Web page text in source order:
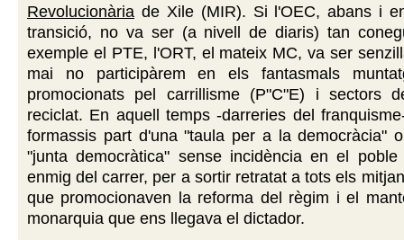
Revolucionària de Xile (MIR). Si l'OEC, abans i
transició, no va ser (a nivell de diaris) tan
exemple el PTE, l'ORT, el mateix MC, va ser
mai no participàrem en els fantasmals
promocionats pel carrillisme (P"C"E) i sectors
reciclat. En aquell temps -darreries del
formassis part d'una "taula per a la democràcia"
"junta democràtica" sense incidència en el
enmig del carrer, per a sortir retratat a tots els
que promocionaven la reforma del règim i el
monarquia que ens llegava el dictador.